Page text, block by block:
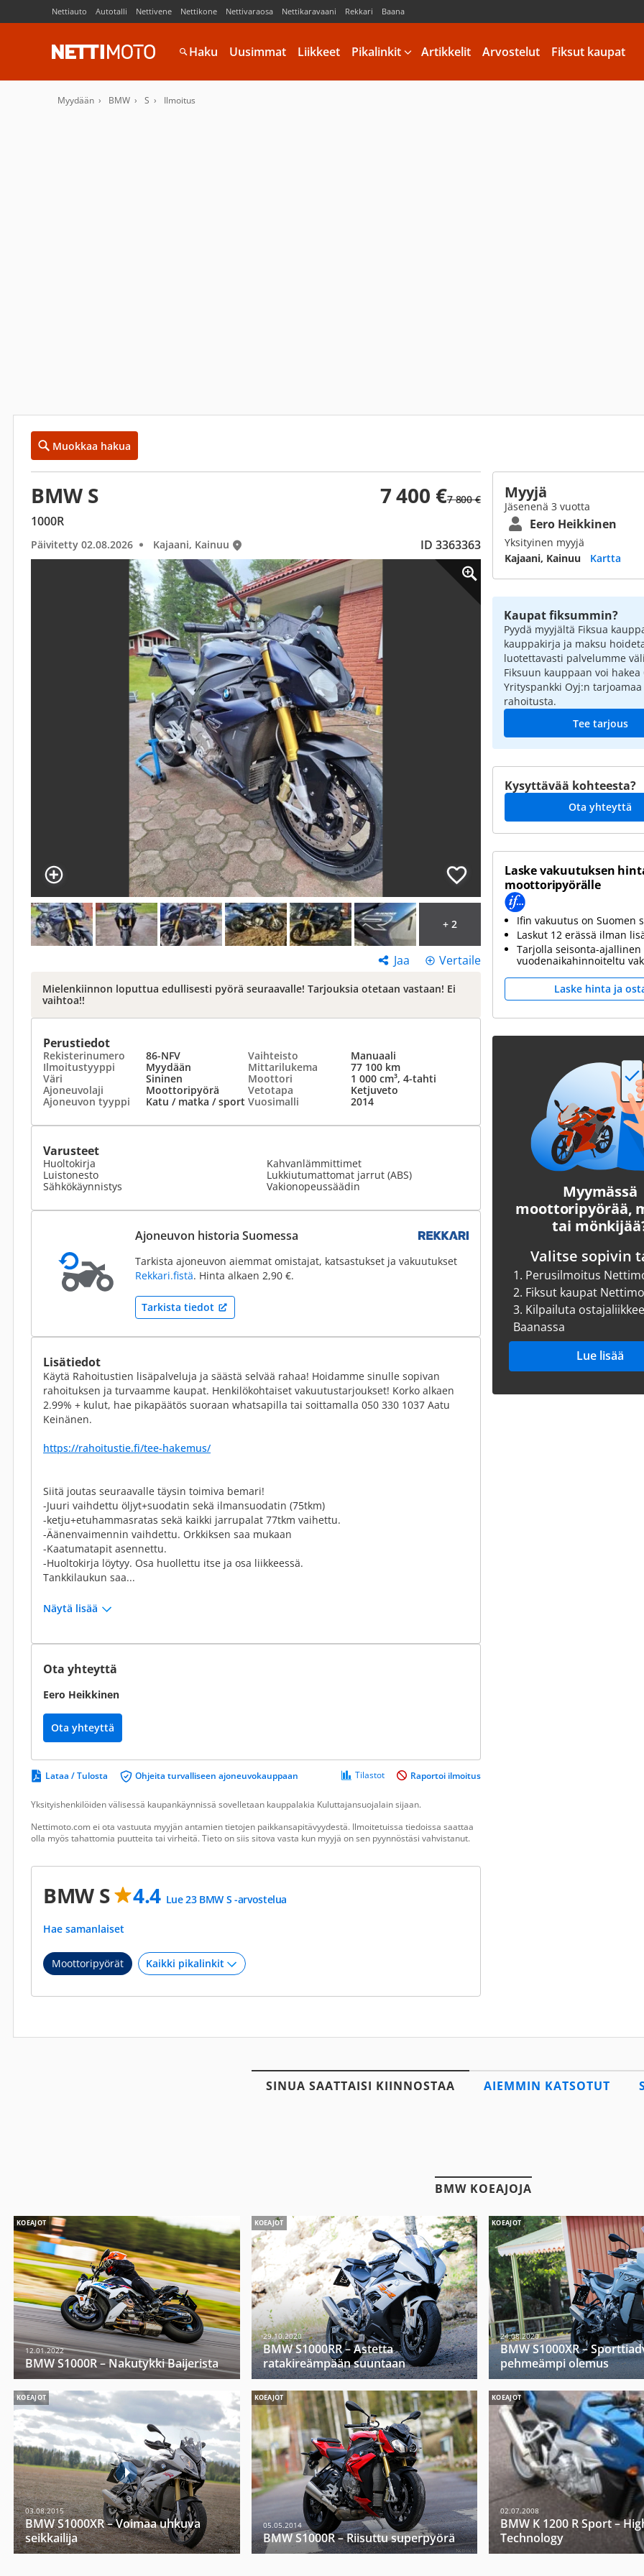
Nettiauto Autotalli Nettivene Nettikone Nettivaraosa Nettikaravaani Rekkari Baana
Haku Uusimmat Liikkeet Pikalinkit Artikkelit Arvostelut Fiksut kaupat
Myydään BMW S Ilmoitus
Muokkaa hakua
BMW S 7 400 €7 800 €
1000R
Päivitetty 02.08.2026 Kajaani, Kainuu ID 3363363
+ 2
Jaa Vertaile
Mielenkiinnon loputtua edullisesti pyörä seuraavalle! Tarjouksia otetaan vastaan! Ei
vaihtoa!!
Perustiedot
Rekisterinumero 86-NFV Vaihteisto
Manuaali
Ilmoitustyyppi
Myydään Mittarilukema
77 100 km
Väri
Sininen Moottori
1 000 cm³, 4-tahti
Ajoneuvolaji
Moottoripyörä Vetotapa
Ketjuveto
Ajoneuvon tyyppi
Katu / matka / sport Vuosimalli 2014
Varusteet
Huoltokirja
Luistonesto
Sähkökäynnistys
Kahvanlämmittimet
Lukkiutumattomat jarrut (ABS)
Vakionopeussäädin
Ajoneuvon historia Suomessa
Tarkista ajoneuvon aiemmat omistajat, katsastukset ja vakuutukset
Rekkari.fistä. Hinta alkaen 2,90 €.
Tarkista tiedot
Lisätiedot
Käytä Rahoitustien lisäpalveluja ja säästä selvää rahaa! Hoidamme sinulle sopivan
rahoituksen ja turvaamme kaupat. Henkilökohtaiset vakuutustarjoukset! Korko alkaen
2.99% + kulut, hae pikapäätös suoraan whatsapilla tai soittamalla 050 330 1037 Aatu
Keinänen.
https://rahoitustie.fi/tee-hakemus/
Siitä joutas seuraavalle täysin toimiva bemari!
-Juuri vaihdettu öljyt+suodatin sekä ilmansuodatin (75tkm)
-ketju+etuhammasratas sekä kaikki jarrupalat 77tkm vaihettu.
-Äänenvaimennin vaihdettu. Orkkiksen saa mukaan
-Kaatumatapit asennettu.
-Huoltokirja löytyy. Osa huollettu itse ja osa liikkeessä.
Tankkilaukun saa...
Näytä lisää
Ota yhteyttä
Eero Heikkinen
Ota yhteyttä
Lataa / Tulosta Ohjeita turvalliseen ajoneuvokauppaan Tilastot Raportoi ilmoitus
Yksityishenkilöiden välisessä kaupankäynnissä sovelletaan kauppalakia Kuluttajansuojalain sijaan.
Nettimoto.com ei ota vastuuta myyjän antamien tietojen paikkansapitävyydestä. Ilmoitetuissa tiedoissa saattaa
olla myös tahattomia puutteita tai virheitä. Tieto on siis sitova vasta kun myyjä on sen pyynnöstäsi vahvistanut.
BMW S 4.4 Lue 23 BMW S -arvostelua
Hae samanlaiset
Moottoripyörät
Myyjä
Jäsenenä 3 vuotta
Eero Heikkinen
Yksityinen myyjä
Kajaani, Kainuu
Kartta
Kaupat fiksummin?
Pyydä myyjältä Fiksua
kauppakirja ja maksu
luotettavasti palvelumme
Fiksuun kauppaan voi hakea
Yrityspankki Oyj:n tarjoamaa
rahoitusta.
Tee tarjous
Kysyttävää kohteesta?
Ota yhteyttä
Laske vakuutuksen
moottoripyörälle
Ifin vakuutus on Suomen
Laskut 12 erässä ilman
Tarjolla seisonta-ajallinen
vuodenaikahinnoiteltu
Laske hinta ja
Myymässä
moottoripyörää,
tai
Valitse sopivin
1. Perusilmoitus
2. Fiksut kaupat
3. Kilpailuta
Baanassa
Lue lisää
SINUA SAATTAISI KIINNOSTAA AIEMMIN KATSOTUT
BMW KOEAJOJA
KOEAJOT
12.01.2022
BMW S1000R – Nakutykki Baijerista
KOEAJOT
29.10.2020
BMW S1000RR – Astetta
ratakireämpään suuntaan
KOEAJOT
24.08.2020
BMW S1000XR –
pehmeämpi olemus
KOEAJOT
03.08.2015
BMW S1000XR – Voimaa uhkuva
seikkailija
KOEAJOT
05.05.2014
BMW S1000R – Riisuttu superpyörä
KOEAJOT
02.07.2008
BMW K 1200 R Sport –
Technology